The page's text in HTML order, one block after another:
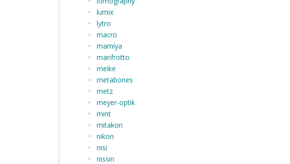
lumix
lytro
macro
mamiya
manfrotto
meike
metabones
metz
meyer-optik
mint
mitakon
nikon
nisi
nissin